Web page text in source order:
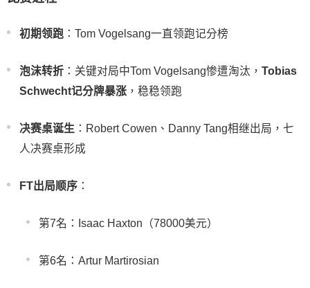
初期领跑 ：Tom Vogelsang一直领跑记分榜
泡沫转折 ：关键对局中Tom Vogelsang惨遭淘汰， Tobias
Schwecht记分牌暴涨 ，稳稳领跑
决赛桌诞生 ：Robert Cowen、Danny Tang相继出局，七
人决赛桌形成
FT出局顺序 ：
第7名：Isaac Haxton（78000美元）
第6名：Artur Martirosian